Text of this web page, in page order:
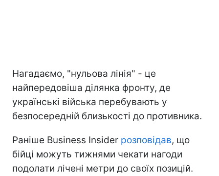
Нагадаємо, "нульова лінія" - це
найпередовіша ділянка фронту, де
українські війська перебувають у
безпосередній близькості до противника.
Раніше Business Insider розповідав, що
бійці можуть тижнями чекати нагоди
подолати лічені метри до своїх позицій.